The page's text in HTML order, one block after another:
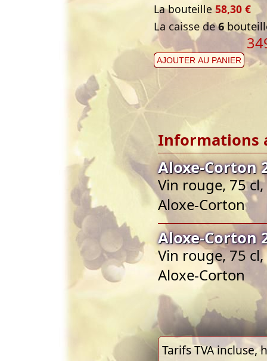
La bouteille 58,30 €
La caisse de6
AJOUTER AU PANIER
Informations
Aloxe-Corton
Vin rouge, 75
Aloxe-Corton
Aloxe-Corton
Vin rouge, 75
Aloxe-Corton
Tarifs TVA